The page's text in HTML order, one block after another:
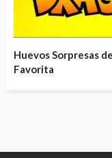
Huevos Sorpresas
Favorita